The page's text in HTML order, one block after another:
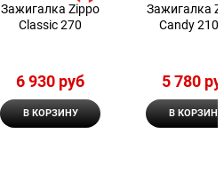
Зажигалка Zippo
Classic 270
6 930 руб
В КОРЗИНУ
Зажигалка
Candy
5 780
В КОРЗИНУ